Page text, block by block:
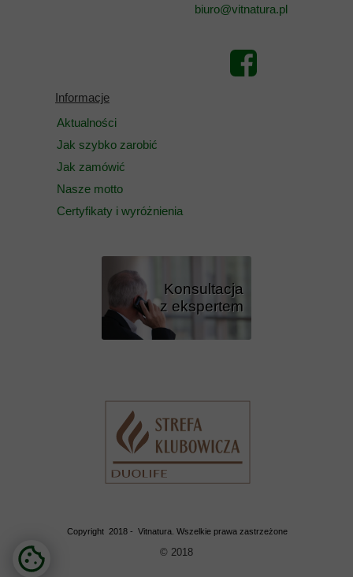
Przycisk
Informacje
Aktualności
Jak szybko zarobić
Jak zamówić
Nasze motto
Certyfikaty i wyróżnienia
biuro@vitnatura.pl
Konsultacja
z ekspertem
Copyright 2018 - Vitnatura. Wszelkie prawa zastrzeżone
© 2018